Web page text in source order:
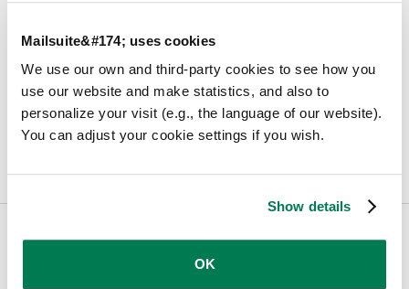
Mailsuite&#174; uses cookies
We use our own and third-party cookies to see how you
use our website and make statistics, and also to
personalize your visit (e.g., the language of our website).
You can adjust your cookie settings if you wish.
Show details
OK
Add-on de Mailtrack para teléfonos celulares: ¿Qué
es y cómo funciona?
← Mailsuite.com Cookies Privacy Español